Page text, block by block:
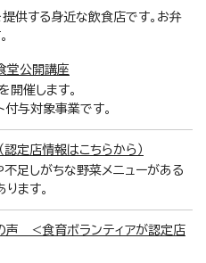
供する身近な飲食店です。お弁
堂公開講座
開催します。
付与対象事業です。
認定店情報はこちらから）
足しがちな野菜メニューがある
ます。
声 <食育ボランティアが認定店